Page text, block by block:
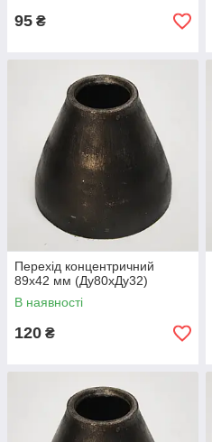
95 ₴
Перехід концентричний
89х42 мм (Ду80хДу32)
В наявності
120 ₴